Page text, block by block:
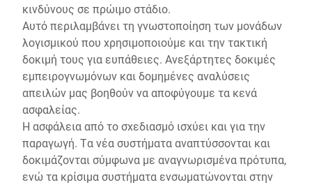
κινδύνους σε πρώιμο στάδιο.
Αυτό περιλαμβάνει τη γνωστοποίηση των μονάδων
λογισμικού που χρησιμοποιούμε και την τακτική
δοκιμή τους για ευπάθειες. Ανεξάρτητες δοκιμές
εμπειρογνωμόνων και δομημένες αναλύσεις
απειλών μας βοηθούν να αποφύγουμε τα κενά
ασφαλείας.
Η ασφάλεια από το σχεδιασμό ισχύει και για την
παραγωγή. Τα νέα συστήματα αναπτύσσονται και
δοκιμάζονται σύμφωνα με αναγνωρισμένα πρότυπα,
ενώ τα κρίσιμα συστήματα ενσωματώνονται στην